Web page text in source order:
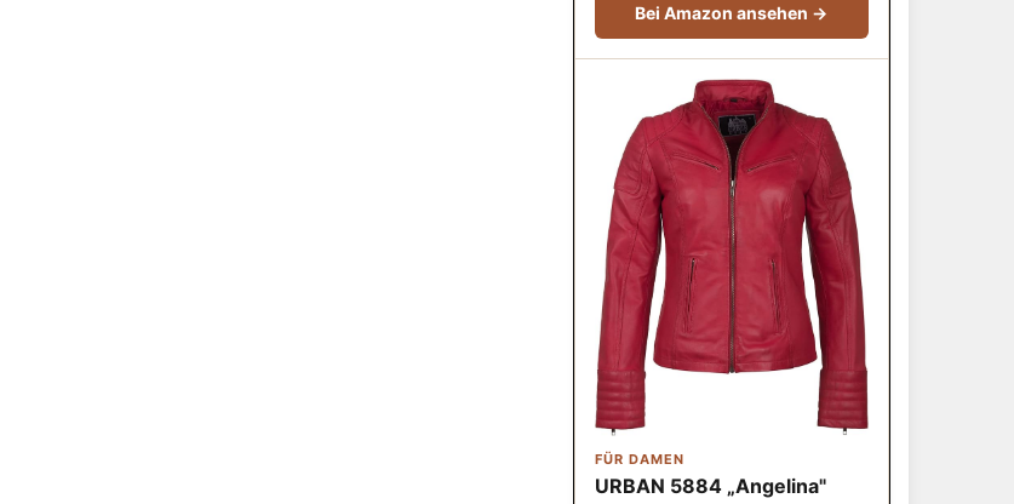
Bei Amazon ansehen →
FÜR DAMEN
URBAN 5884 „Angelina"